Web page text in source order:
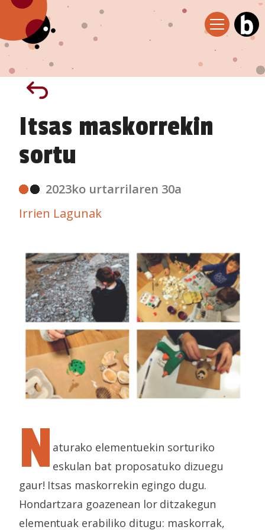
Itsas maskorrekin
sortu
2023ko urtarrilaren 30a
Irrien Lagunak
N aturako elementuekin sorturiko
eskulan bat proposatuko dizuegu
gaur! Itsas maskorrekin egingo dugu.
Hondartzara goazenean lor ditzakegun
elementuak erabiliko ditugu: maskorrak,